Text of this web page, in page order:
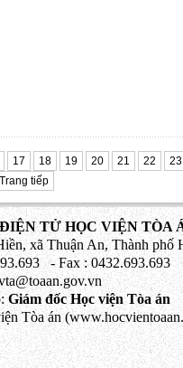
17 18 19 20 21 22 23
Trang tiếp
TỬ HỌC VIỆN TÒA
xã Thuận An, Thành phố
- Fax : 0432.693.693
Giám đốc Học viện Tòa án
Tòa án